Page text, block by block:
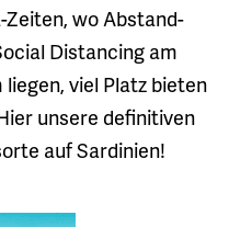
Zeiten, wo Abstand-
Distancing am
viel Platz bieten
unsere definitiven
auf Sardinien!